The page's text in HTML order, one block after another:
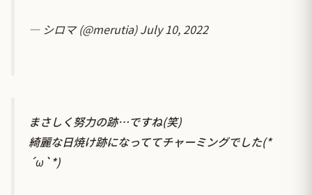
— シロマ (@merutia)July 10, 2022
まさしく努力の跡…ですね(笑)
綺麗な日焼け跡になっててチャーミングでした(*
´ω`*)